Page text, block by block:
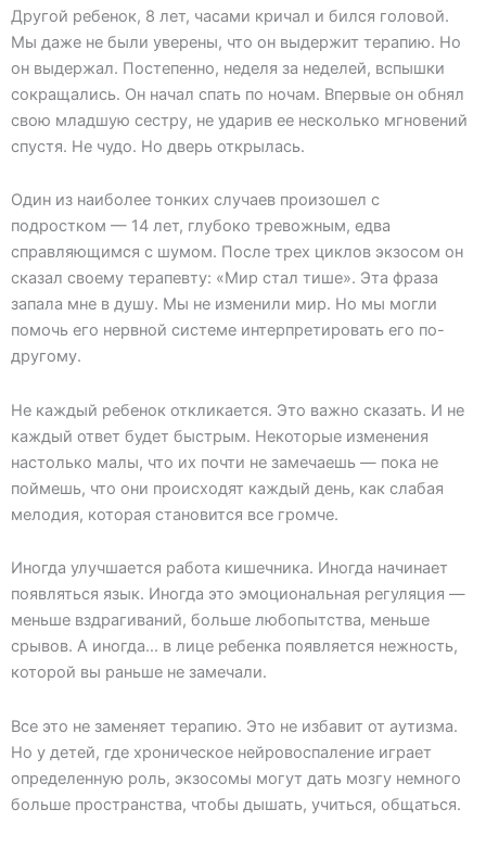
Другой ребенок, 8 лет, часами кричал и бился головой.
Мы даже не были уверены, что он выдержит терапию. Но
он выдержал. Постепенно, неделя за неделей, вспышки
сокращались. Он начал спать по ночам. Впервые он обнял
свою младшую сестру, не ударив ее несколько мгновений
спустя. Не чудо. Но дверь открылась.
Один из наиболее тонких случаев произошел с
подростком — 14 лет, глубоко тревожным, едва
справляющимся с шумом. После трех циклов экзосом он
сказал своему терапевту: «Мир стал тише». Эта фраза
запала мне в душу. Мы не изменили мир. Но мы могли
помочь его нервной системе интерпретировать его по-
другому.
Не каждый ребенок откликается. Это важно сказать. И не
каждый ответ будет быстрым. Некоторые изменения
настолько малы, что их почти не замечаешь — пока не
поймешь, что они происходят каждый день, как слабая
мелодия, которая становится все громче.
Иногда улучшается работа кишечника. Иногда начинает
появляться язык. Иногда это эмоциональная регуляция —
меньше вздрагиваний, больше любопытства, меньше
срывов. А иногда… в лице ребенка появляется нежность,
которой вы раньше не замечали.
Все это не заменяет терапию. Это не избавит от аутизма.
Но у детей, где хроническое нейровоспаление играет
определенную роль, экзосомы могут дать мозгу немного
больше пространства, чтобы дышать, учиться, общаться.